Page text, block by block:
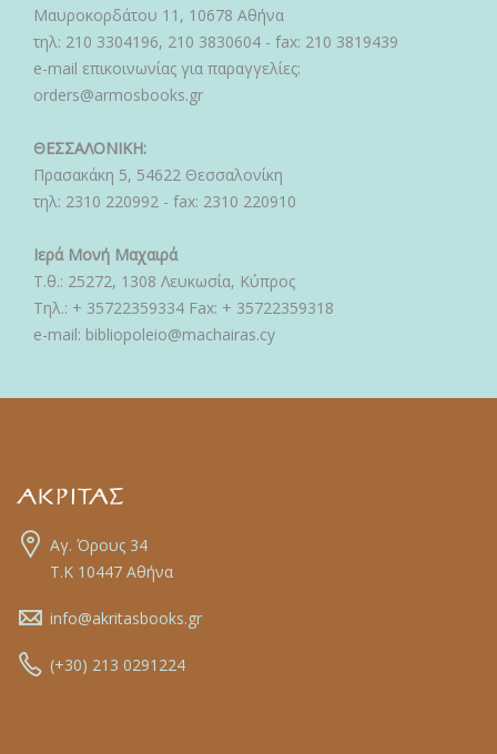
Μαυροκορδάτου 11, 10678 Αθήνα
τηλ: 210 3304196, 210 3830604 - fax: 210 3819439
e-mail επικοινωνίας για παραγγελίες:
orders@armosbooks.gr
ΘΕΣΣΑΛΟΝΙΚΗ:
Πρασακάκη 5, 54622 Θεσσαλονίκη
τηλ: 2310 220992 - fax: 2310 220910
Ιερά Μονή Μαχαιρά
Τ.θ.: 25272, 1308 Λευκωσία, Κύπρος
Τηλ.: + 35722359334 Fax: + 35722359318
e-mail: bibliopoleio@machairas.cy
Αγ. Όρους 34
Τ.Κ 10447 Αθήνα
info@akritasbooks.gr
(+30) 213 0291224